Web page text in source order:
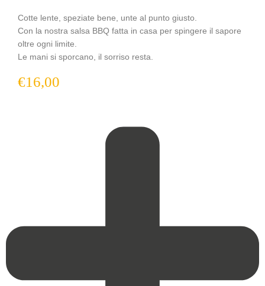
Cotte lente, speziate bene, unte al punto giusto.
Con la nostra salsa BBQ fatta in casa per spingere il sapore
oltre ogni limite.
Le mani si sporcano, il sorriso resta.
€16,00